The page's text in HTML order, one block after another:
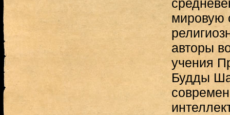
мировую
авторы
учения
Будды